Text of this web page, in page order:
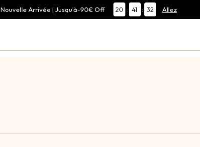
Nouvelle Arrivée | Jusqu'à-90€ Off 20 : 41 : 31 Allez